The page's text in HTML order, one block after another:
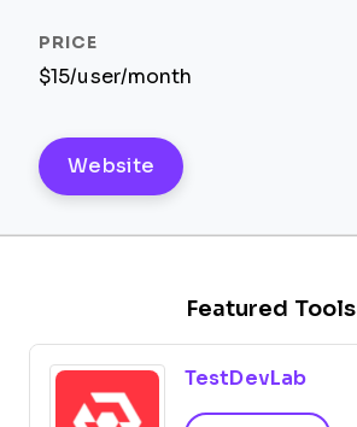
$15/user/month
Website
Featured Tools
TestDevLab